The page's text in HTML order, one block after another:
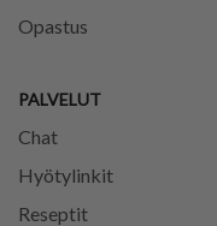
Opastus
PALVELUT
Chat
Hyötylinkit
Reseptit